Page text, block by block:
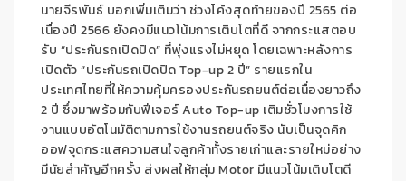
นายจีรพันธ์ บอกเพิ่มเติมว่า ช่วงโค้งสุดท้ายของปี 2565 ต่อ
เนื่องปี 2566 ยังคงมีแนวโน้มการเติบโตที่ดี จากกระแสตอบ
รับ “ประกันรถเปิดปิด” ที่พุ่งแรงไม่หยุดโดยเฉพาะหลังการ
เปิดตัว “ประกันรถเปิดปิดTop-up2 ปี” รายแรกใน
ประเทศไทยที่ให้ความคุ้มครองประกันรถยนต์ต่อเนื่องยาวถึง
2 ปี ซึ่งมาพร้อมกับฟีเจอร์Auto Top-up เติมชั่วโมงการใช้
งานแบบอัตโนมัติตามการใช้งานรถยนต์จริง นับเป็นจุดคิก
ออฟจุดกระแสความสนใจลูกค้าทั้งรายเก่าและรายใหม่อย่าง
มีนัยสำคัญอีกครั้ง ส่งผลให้กลุ่มMotor มีแนวโน้มเติบโตดี